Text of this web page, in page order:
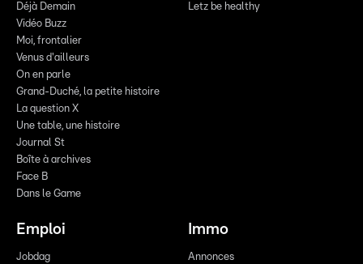
Déjà Demain
Vidéo Buzz
Moi, frontalier
Venus d'ailleurs
On en parle
Grand-Duché, la petite histoire
La question X
Une table, une histoire
Journal St
Boîte à archives
Face B
Dans le Game
Letz be healthy
Emploi
Jobdag
Immo
Annonces